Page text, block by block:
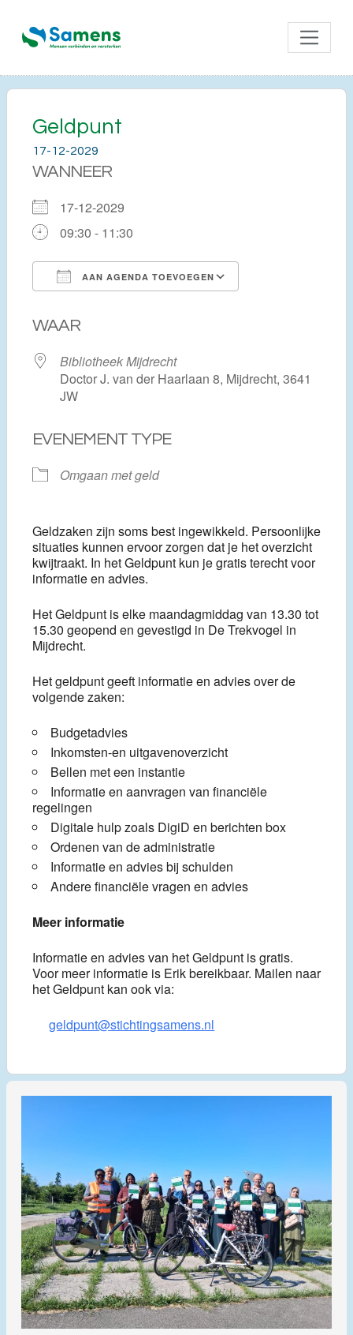
Geldpunt
17-12-2029
WANNEER
17-12-2029
09:30 - 11:30
AAN AGENDA TOEVOEGEN
WAAR
Bibliotheek Mijdrecht
Doctor J. van der Haarlaan 8, Mijdrecht, 3641
JW
EVENEMENT TYPE
Omgaan met geld
Geldzaken zijn soms best ingewikkeld. Persoonlijke
situaties kunnen ervoor zorgen dat je het overzicht
kwijtraakt. In het Geldpunt kun je gratis terecht voor
informatie en advies.
Het Geldpunt is elke maandagmiddag van 13.30 tot
15.30 geopend en gevestigd in De Trekvogel in
Mijdrecht.
Het geldpunt geeft informatie en advies over de
volgende zaken:
Budgetadvies
Inkomsten-en uitgavenoverzicht
Bellen met een instantie
Informatie en aanvragen van financiële
regelingen
Digitale hulp zoals DigiD en berichten box
Ordenen van de administratie
Informatie en advies bij schulden
Andere financiële vragen en advies
Meer informatie
Informatie en advies van het Geldpunt is gratis.
Voor meer informatie is Erik bereikbaar. Mailen naar
het Geldpunt kan ook via:
geldpunt@stichtingsamens.nl